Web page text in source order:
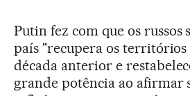
Putin fez com que os russos
país "recupera os
década anterior e
grande potência ao afirmar